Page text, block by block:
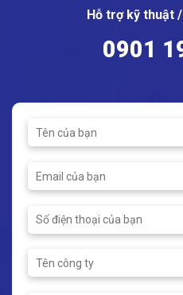
Hỗ trợ kỹ thuật
0901